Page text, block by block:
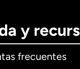
y
frecuentes